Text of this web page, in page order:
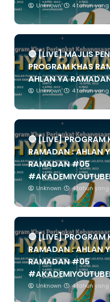
Unknown 4 tahun
🔴 [LIVE] MAJLIS
PROGRAM KHAS
AHLAN YA
Unknown 4 tahun
🔴 [LIVE] PROGRAM
RAMADAN : AHLAN
RAMADAN #05
Unknown 4 tahun yang
🔴 [LIVE] PROGRAM
RAMADAN : AHLAN
RAMADAN #05
Unknown 4 tahun yang